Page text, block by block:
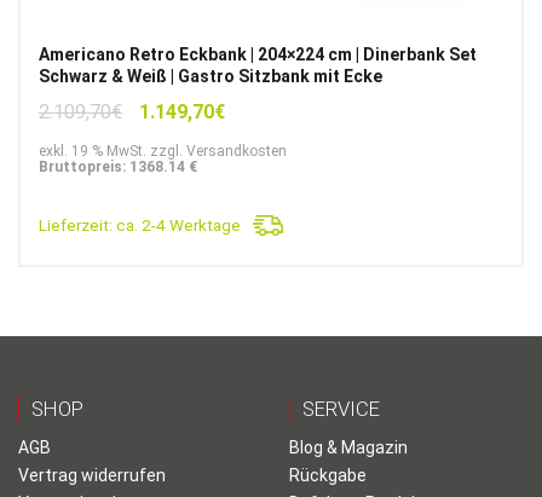
Americano Retro Eckbank | 204×224 cm | Dinerbank Set
Schwarz & Weiß | Gastro Sitzbank mit Ecke
2.109,70€
Ursprünglicher
war:
1.149,70€Aktueller
ist:
exkl. 19 % MwSt. zzgl. Versandkosten
Bruttopreis: 1368.14 €
Lieferzeit: ca. 2-4 Werktage
SHOP
AGB
Vertrag widerrufen
SERVICE
Blog & Magazin
Rückgabe